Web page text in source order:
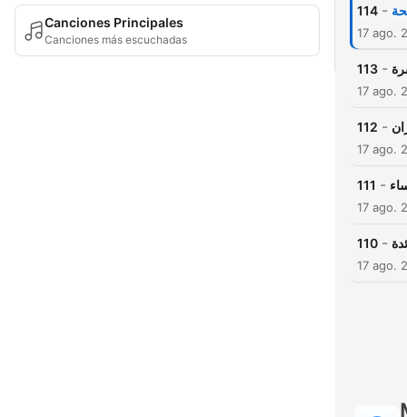
Canciones Principales
Canciones más escuchadas
114 -
17 ago.
113 -
17 ago.
112 -
17 ago.
111 -
17 ago.
110 -
17 ago.